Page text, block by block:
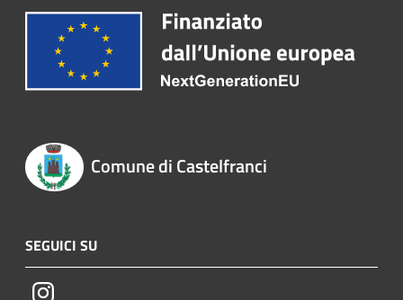
Comune di Castelfranci
SEGUICI SU
Instagram